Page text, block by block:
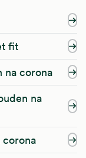
fit
na corona
na